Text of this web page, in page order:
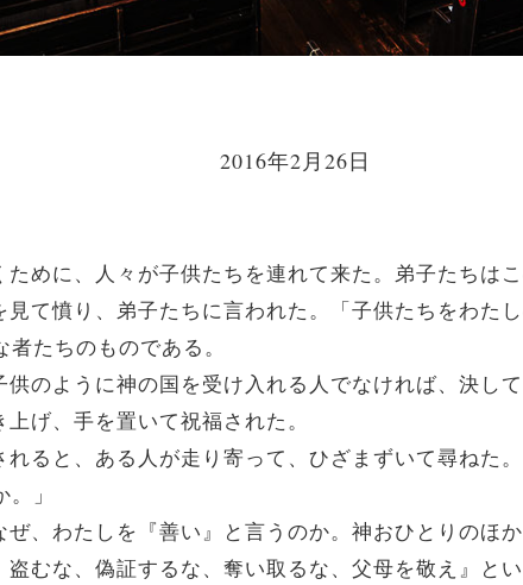
2016年2月26日
めに、人々が子供たちを連れて来た。弟子たちはこ
て憤り、弟子たちに言われた。「子供たちをわた
たちのものである。
のように神の国を受け入れる人でなければ、決し
げ、手を置いて祝福された。
ると、ある人が走り寄って、ひざまずいて尋ねた
」
、わたしを『善い』と言うのか。神おひとりのほ
むな、偽証するな、奪い取るな、父母を敬え』と